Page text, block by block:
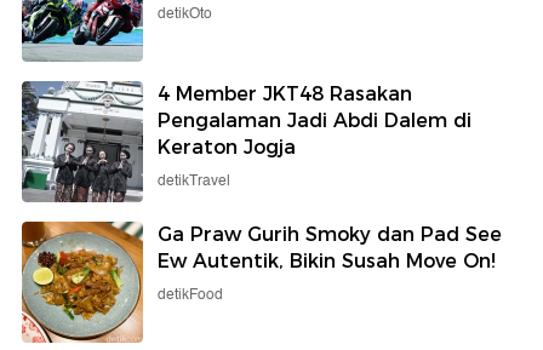
detikOto
4 Member JKT48 Rasakan
Pengalaman Jadi Abdi Dalem di
Keraton Jogja
detikTravel
Ga Praw Gurih Smoky dan Pad See
Ew Autentik, Bikin Susah Move On!
detikFood